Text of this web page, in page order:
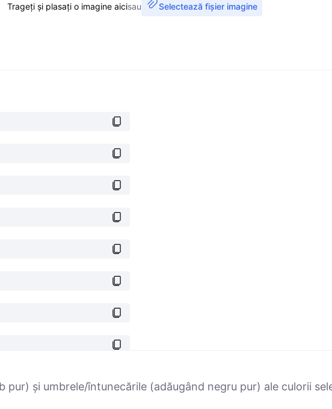
Trageți și plasați o imagine aicisau Selectează fișier imagine
și umbrele/întunecările (adăugând negru pur) ale culorii